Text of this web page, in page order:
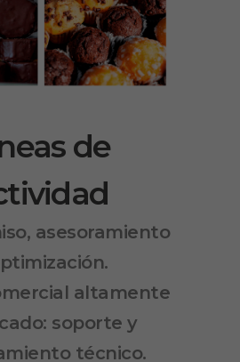
de
asesoramiento
altamente
soporte y
técnico.